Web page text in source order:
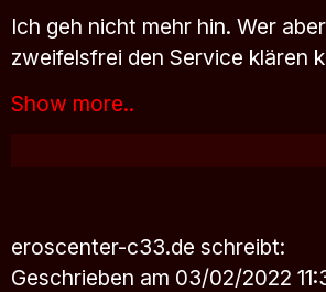
Ich geh nicht mehr hin. Wer
zweifelsfrei den Service klären
Show more..
eroscenter-c33.de schreibt:
Geschrieben am 03/02/2022